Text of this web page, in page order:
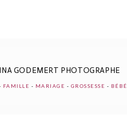
GODEMERT PHOTOGRAPHE
FAMILLE - MARIAGE - GROSSESSE - BÉBÉ